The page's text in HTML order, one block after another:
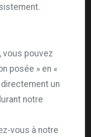
vous pouvez
posée » en «
un
notre
vous à notre